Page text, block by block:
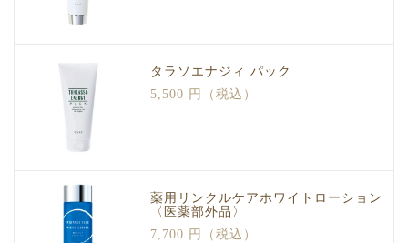
タラソエナジィ パック
5,500 円（税込）
薬用リンクルケアホワイトローション
〈医薬部外品〉
7,700 円（税込）